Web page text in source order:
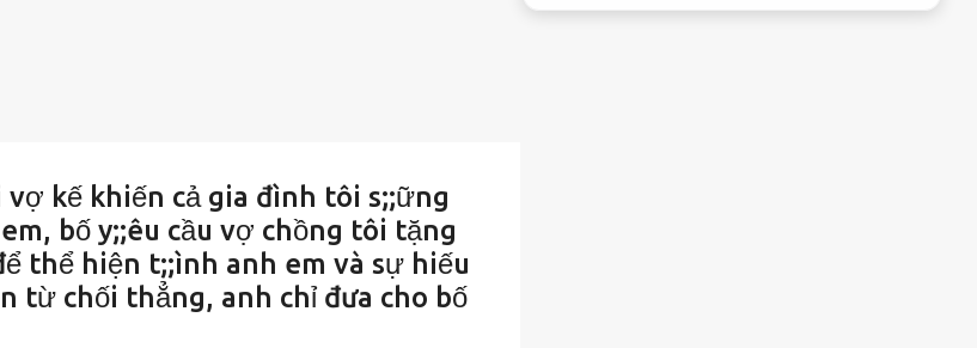
kế khiến cả gia đình tôi s;;ững
bố y;;êu cầu vợ chồng tôi tặng
thể hiện t;;ình anh em và sự hiếu
từ chối thẳng, anh chỉ đưa cho bố